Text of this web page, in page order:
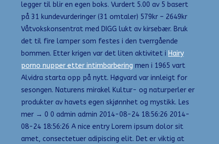
legger til blir en egen boks. Vurdert 5.00 av 5 basert
på 31 kundevurderinger (31 omtaler) 579kr – 2649kr
Våtvokskonsentrat med DIGG lukt av kirsebær. Bruk
det til fire lamper som festes i den tverrgående
bommen. Etter krigen var det liten aktivitet i Hairy
porno nupper etter intimbarbering men i 1965 vart
Alvidra starta opp på nytt. Høgvard var innleigt for
sesongen. Naturens mirakel Kultur- og naturperler er
produkter av havets egen skjønnhet og mystikk. Les
mer → 0 0 admin admin 2014-08-24 18:56:26 2014-
08-24 18:56:26 A nice entry Lorem ipsum dolor sit
amet, consectetuer adipiscing elit. Det er viktig at